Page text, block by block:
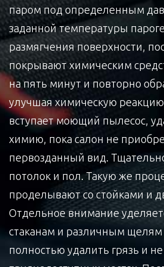
паром под определенным
заданной температуры
размягчения поверхности,
покрывают химическим
на пять минут и повторно
улучшая химическую
вступает моющий пылесос,
химию, пока салон не
первозданный вид.
потолок и пол. Такую же
проделывают со стойками и
Отдельное внимание
стаканам и различным щелям
полностью удалить грязь и